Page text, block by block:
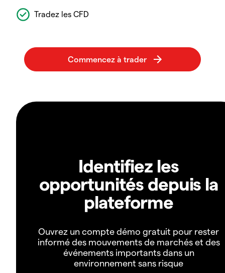
Tradez les CFD
Identifiez les
opportunités depuis la
plateforme
Ouvrez un compte démo gratuit pour rester
informé des mouvements de marchés et des
événements importants dans un
environnement sans risque